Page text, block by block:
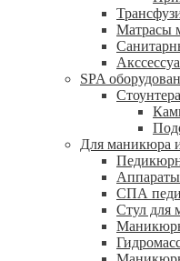
Матрасы
SPA
Для маникюра
СПА
Стул для